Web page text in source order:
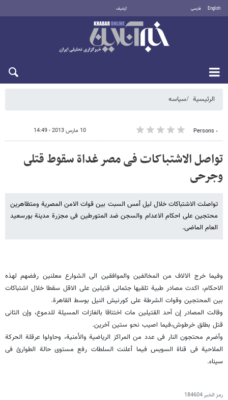
English فارسی أرشيف
الرئيسية سیاسه
٠ Persons 10 مارس 2013 - 14:49
تواصل الاشتباکات فی مصر غداة سقوط قتلى
وجرحى
تواصلت الاشتباکات خلال لیل أمس السبت بین قوات الامن المصریة ومتظاهرین
محتجین على احکام الاعدام والسجن ضد المتورطین فی مجزرة مدینة بورسعید
العام الماضی.
وفیما خرج الالاف من المخالفین والموافقین الى الشوارع معلنین رفضهم لهذه
الاحکام، اکدت مصادر طبیة تلقیها جثمانی قتیلین على الاقل سقطا خلال اشتباکات
بین المحتجین وقوات الشرطة على کورنیش النیل بوسط القاهرة.
وقالت المصادر إن أحد القتیلین مات اختناقا بالغازات المسیلة للدموع، وإن الثانی
قتل بطلق خرطوش،فیما اصیب نحو ستین آخرین.
وأضرم محتجون النار فی عدد من المراکز الریاضیة والأمنیة، وحاولوا عرقلة الحرکة
الملاحیة فی قناة السویس فیما أعلنت السلطات رفع مستوى حالة الطوارئ فی
سیناء.
رمز الخبر184604